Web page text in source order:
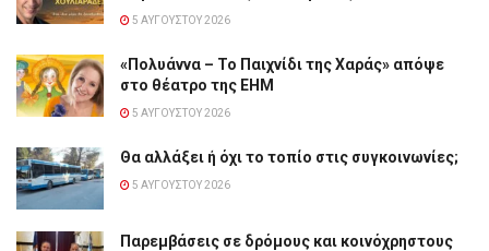
5 ΑΥΓΟΎΣΤΟΥ 2026
«Πολυάννα – Το Παιχνίδι της Χαράς» απόψε
στο θέατρο της ΕΗΜ
5 ΑΥΓΟΎΣΤΟΥ 2026
Θα αλλάξει ή όχι το τοπίο στις συγκοινωνίες;
5 ΑΥΓΟΎΣΤΟΥ 2026
Παρεμβάσεις σε δρόμους και κοινόχρηστους